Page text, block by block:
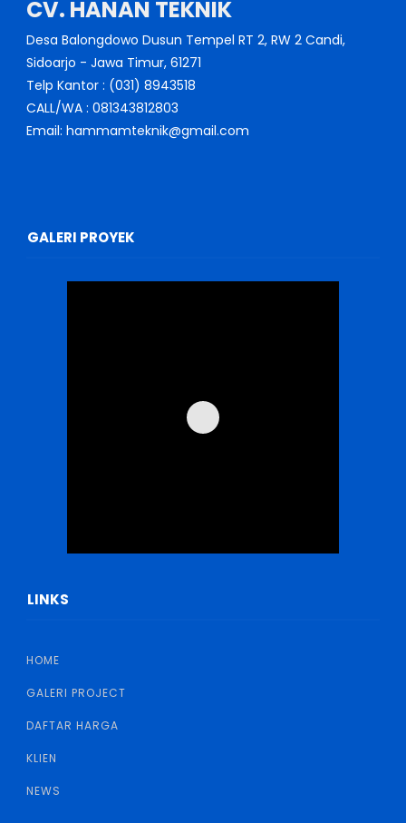
CV. HANAN TEKNIK
Desa Balongdowo Dusun Tempel RT 2, RW 2 Candi,
Sidoarjo - Jawa Timur, 61271
Telp Kantor : (031) 8943518
CALL/WA : 081343812803
Email: hammamteknik@gmail.com
GALERI PROYEK
LINKS
HOME
GALERI PROJECT
DAFTAR HARGA
KLIEN
NEWS